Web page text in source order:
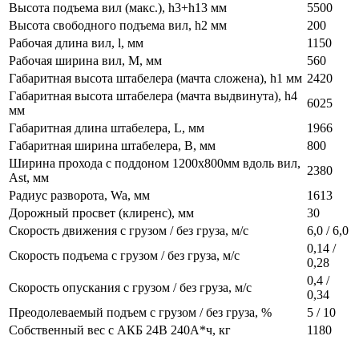
Высота подъема вил (макс.), h3+h13 мм
5500
Высота свободного подъема вил, h2 мм
200
Рабочая длина вил, l, мм
1150
Рабочая ширина вил, М, мм
560
Габаритная высота штабелера (мачта сложена), h1 мм 2420
Габаритная высота штабелера (мачта выдвинута), h4
мм
6025
Габаритная длина штабелера, L, мм
1966
Габаритная ширина штабелера, B, мм
800
Ширина прохода с поддоном 1200х800мм вдоль вил,
Ast, мм
2380
Радиус разворота, Wa, мм
1613
Дорожный просвет (клиренс), мм
30
Скорость движения с грузом / без груза, м/с
6,0 / 6,0
Скорость подъема с грузом / без груза, м/с
0,14 /
0,28
Скорость опускания с грузом / без груза, м/с
0,4 /
0,34
Преодолеваемый подъем с грузом / без груза, %
5 / 10
Собственный вес с АКБ 24В 240А*ч, кг
1180